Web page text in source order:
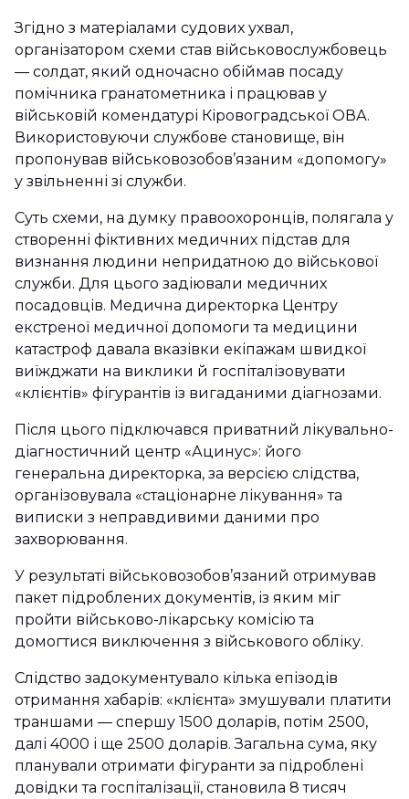
Згідно з матеріалами судових ухвал,
організатором схеми став військовослужбовець
— солдат, який одночасно обіймав посаду
помічника гранатометника і працював у
військовій комендатурі Кіровоградської ОВА.
Використовуючи службове становище, він
пропонував військовозобов’язаним «допомогу»
у звільненні зі служби.
Суть схеми, на думку правоохоронців, полягала у
створенні фіктивних медичних підстав для
визнання людини непридатною до військової
служби. Для цього задіювали медичних
посадовців. Медична директорка Центру
екстреної медичної допомоги та медицини
катастроф давала вказівки екіпажам швидкої
виїжджати на виклики й госпіталізовувати
«клієнтів» фігурантів із вигаданими діагнозами.
Після цього підключався приватний лікувально-
діагностичний центр «Ацинус»: його
генеральна директорка, за версією слідства,
організовувала «стаціонарне лікування» та
виписки з неправдивими даними про
захворювання.
У результаті військовозобов’язаний отримував
пакет підроблених документів, із яким міг
пройти військово-лікарську комісію та
домогтися виключення з військового обліку.
Слідство задокументувало кілька епізодів
отримання хабарів: «клієнта» змушували платити
траншами — спершу 1500 доларів, потім 2500,
далі 4000 і ще 2500 доларів. Загальна сума, яку
планували отримати фігуранти за підроблені
довідки та госпіталізації, становила 8 тисяч